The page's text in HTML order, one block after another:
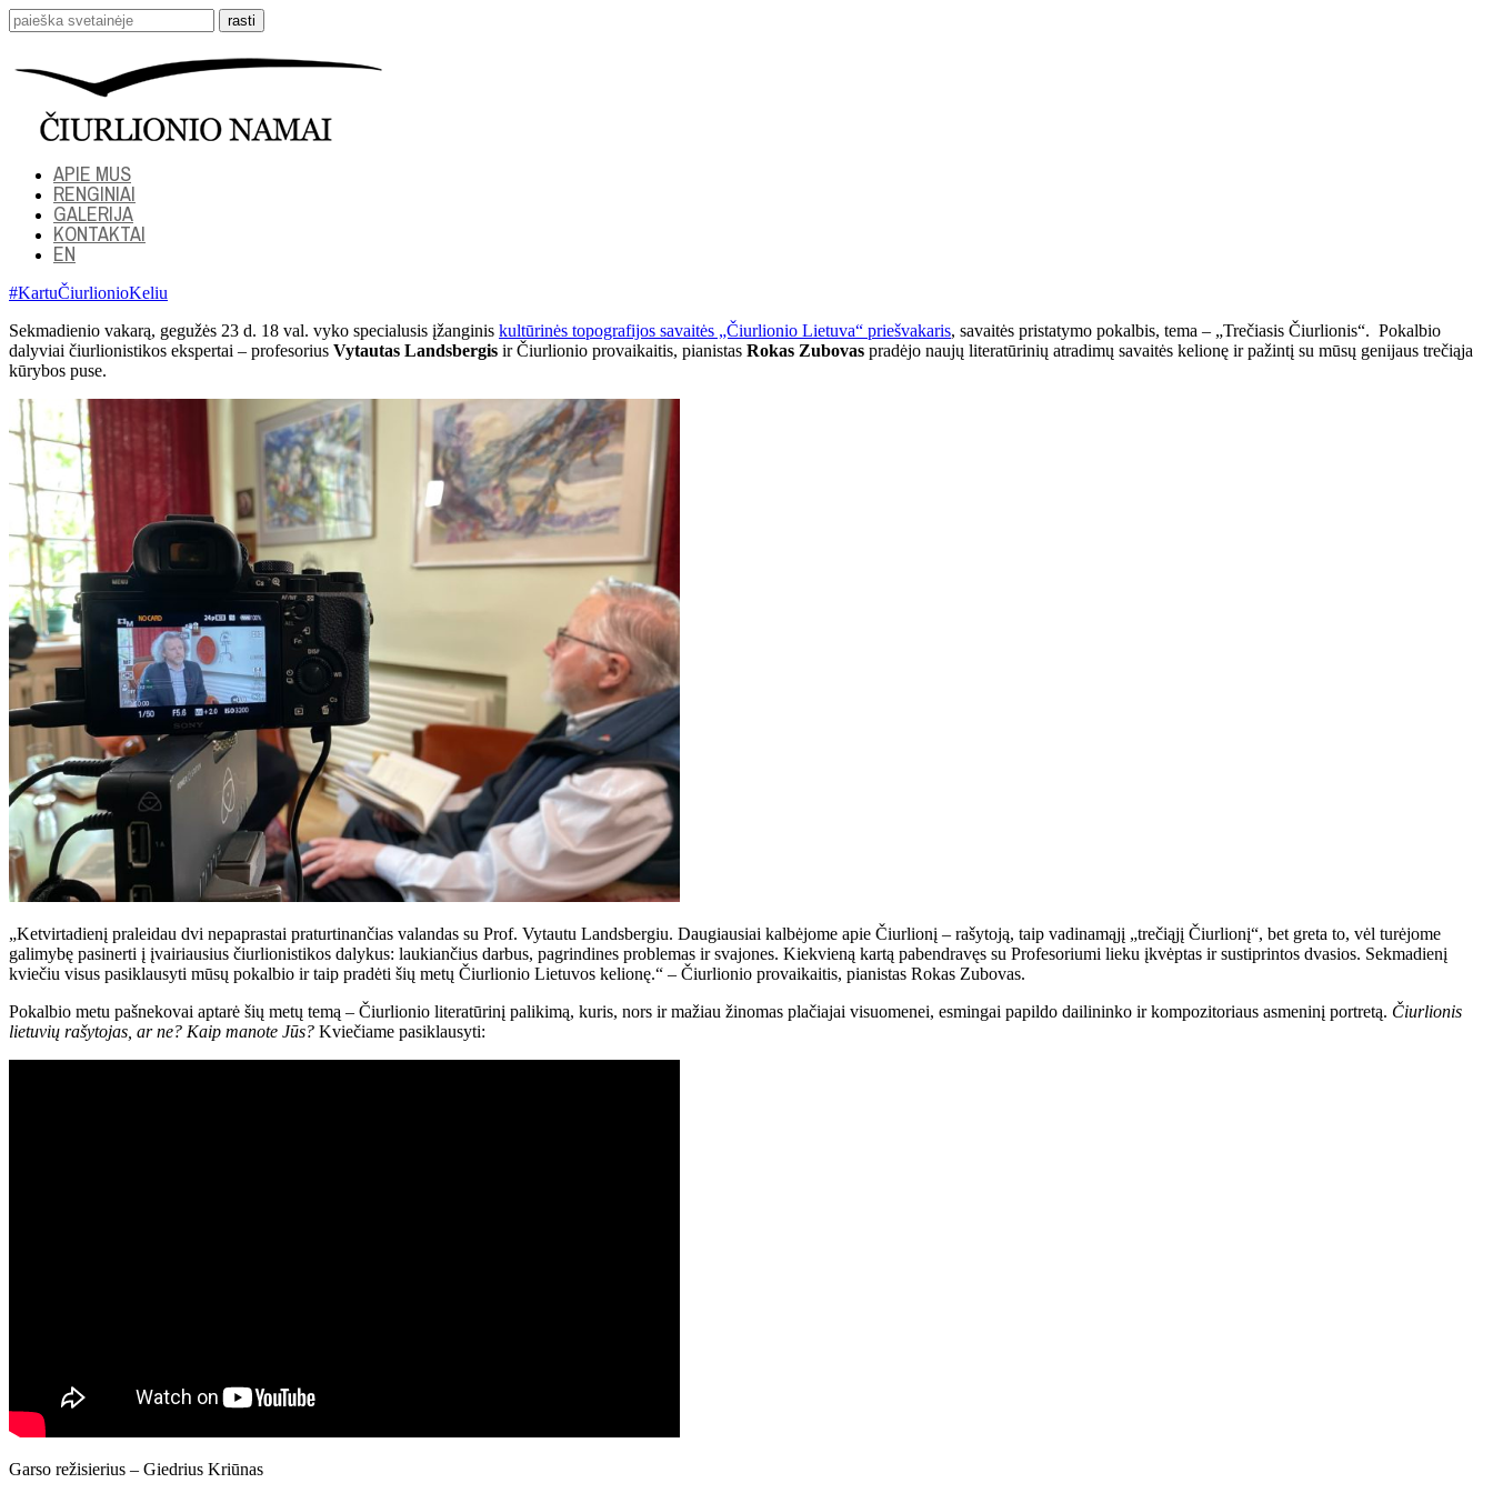
APIE MUS
RENGINIAI
GALERIJA
KONTAKTAI
EN
#KartuČiurlionioKeliu
Sekmadienio vakarą, gegužės 23 d. 18 val. vyko specialusis įžanginis kultūrinės topografijos savaitės „Čiurlionio Lietuva“ priešvakaris, savaitės pristatymo pokalbis, tema – „Trečiasis Čiurlionis“. Pokalbio
dalyviai čiurlionistikos ekspertai – profesorius Vytautas Landsbergis ir Čiurlionio provaikaitis, pianistas Rokas Zubovas pradėjo naujų literatūrinių atradimų savaitės kelionę ir pažintį su mūsų genijaus trečiąja
kūrybos puse.
„Ketvirtadienį praleidau dvi nepaprastai praturtinančias valandas su Prof. Vytautu Landsbergiu. Daugiausiai kalbėjome apie Čiurlionį – rašytoją, taip vadinamąjį „trečiąjį Čiurlionį“, bet greta to, vėl turėjome
galimybę pasinerti į įvairiausius čiurlionistikos dalykus: laukiančius darbus, pagrindines problemas ir svajones. Kiekvieną kartą pabendravęs su Profesoriumi lieku įkvėptas ir sustiprintos dvasios. Sekmadienį
kviečiu visus pasiklausyti mūsų pokalbio ir taip pradėti šių metų Čiurlionio Lietuvos kelionę.“ – Čiurlionio provaikaitis, pianistas Rokas Zubovas.
Pokalbio metu pašnekovai aptarė šių metų temą – Čiurlionio literatūrinį palikimą, kuris, nors ir mažiau žinomas plačiajai visuomenei, esmingai papildo dailininko ir kompozitoriaus asmeninį portretą. Čiurlionis
lietuvių rašytojas, ar ne? Kaip manote Jūs? Kviečiame pasiklausyti:
Garso režisierius – Giedrius Kriūnas